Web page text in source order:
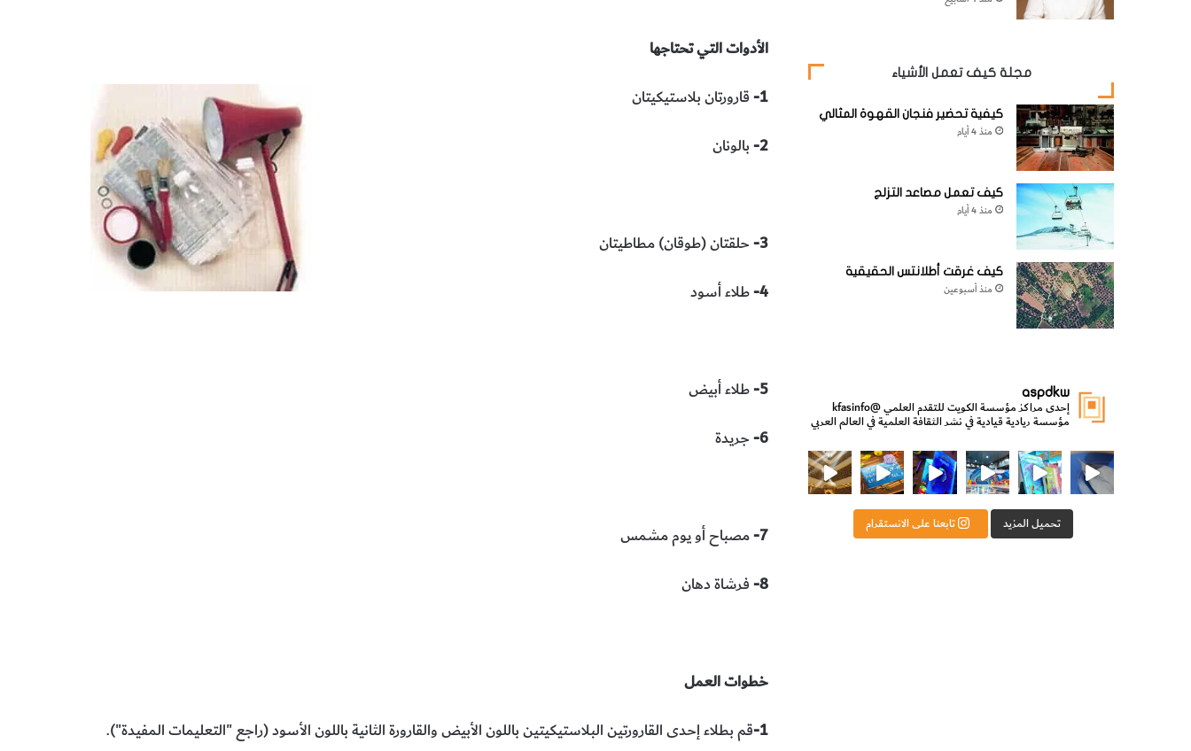
الأدوات التي تحتاجها
1- قارورتان بلاستيكيتان
2- بالونان
3- حلقتان (طوقان) مطاطيتان
4- طلاء أسود
5- طلاء أبيض
6- جريدة
7- مصباح أو يوم مشمس
8- فرشاة دهان
خطوات العمل
1- قم بطلاء إحدى القارورتين البلاستيكيتين باللون الأبيض والقارورة الثانية باللون الأسود (راجع "التعليمات المفيدة").
مجلة كيف تعمل الأشياء
كيفية تحضير فنجان القهوة المثالي
منذ 4 أيام
كيف تعمل مصاعد التزلج
منذ 4 أيام
كيف غرقت أطلانتس الحقيقية
منذ أسبوعين
aspdkw
إحدى مراكز مؤسسة الكويت للتقدم العلمي@kfasinfo
مؤسسة ريادية قيادية في نشر الثقافة العلمية في العالم العربي
ووزير الدولة لشؤون الش
من الأعماق نكتشف ومن الكتب نتعلّم⁨ رجعنا! ما كنّا بعيد! مجهزين لكم كل جديد!⁩
تحميل المزيد تابعنا على الانستقرام